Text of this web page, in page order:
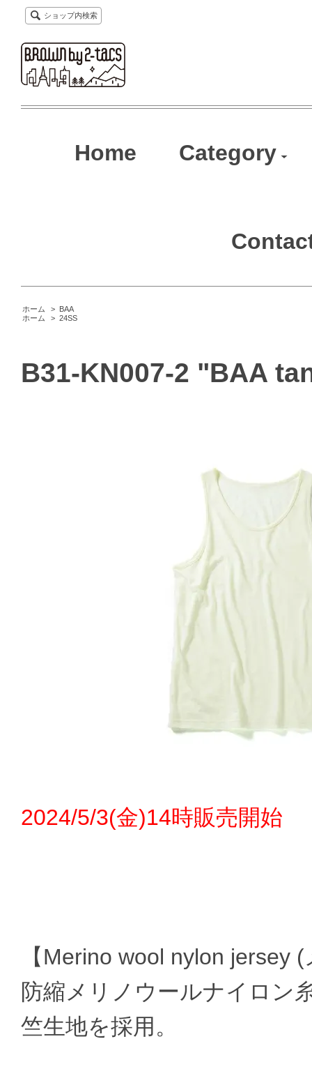
ショップ内検索
Home Category
ホーム > BAA
ホーム
> 24SS
B31-KN007-2 "BAA
2024/5/3(金)14時販売開始
【Merino wool nylon jersey
防縮メリノウールナイロン
竺生地を採用。